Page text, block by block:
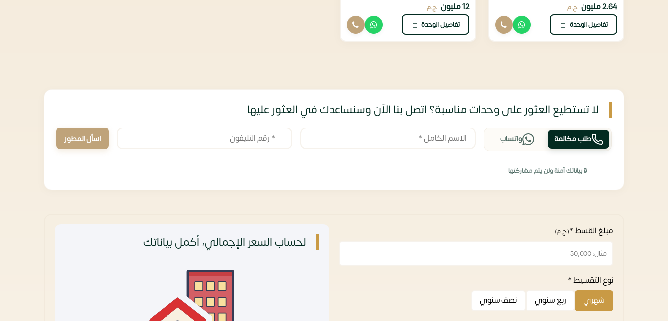
2.64 مليون ج.م
تفاصيل الوحدة
12 مليون ج.م
تفاصيل الوحدة
لا تستطيع العثور على وحدات مناسبة؟ اتصل بنا الآن وسنساعدك في العثور عليها
طلب مكالمة واتساب اسأل المطور
🔒 بياناتك آمنة ولن يتم مشاركتها
مبلغ القسط *(ج.م)
نوع التقسيط *
شهري
ربع سنوي نصف سنوي
لحساب السعر الإجمالي، أكمل بياناتك